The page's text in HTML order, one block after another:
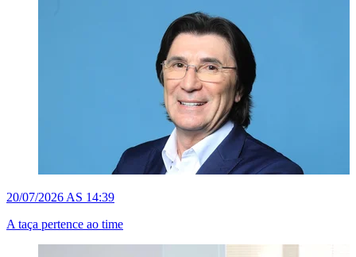
20/07/2026 AS 14:39
A taça pertence ao time